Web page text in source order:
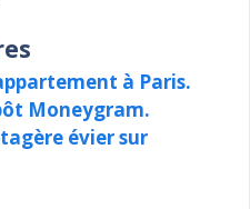
à Paris.
Moneygram.
évier sur